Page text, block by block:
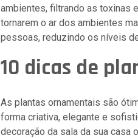
ambientes, filtrando as toxinas
tornarem o ar dos ambientes
pessoas, reduzindo os níveis
10 dicas de
As plantas ornamentais são
forma criativa, elegante e
decoração da sala da sua casa